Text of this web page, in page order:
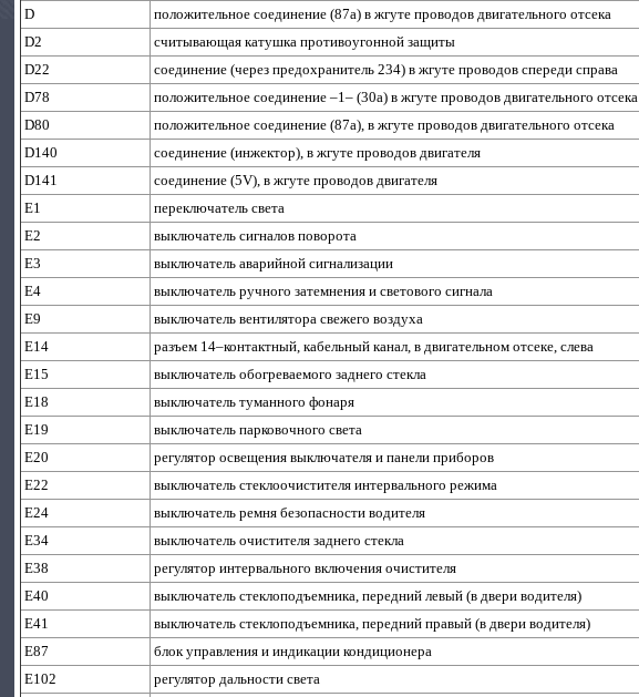
D
положительное соединение (87а) в жгуте проводов двигательного отсека
D2
считывающая катушка противоугонной защиты
D22
соединение (через предохранитель 234) в жгуте проводов спереди справа
D78
положительное соединение –1– (30а) в жгуте проводов двигательного отсека
D80
положительное соединение (87а), в жгуте проводов двигательного отсека
D140
соединение (инжектор), в жгуте проводов двигателя
D141
соединение (5V), в жгуте проводов двигателя
E1
переключатель света
E2
выключатель сигналов поворота
E3
выключатель аварийной сигнализации
E4
выключатель ручного затемнения и светового сигнала
E9
выключатель вентилятора свежего воздуха
E14
разъем 14–контактный, кабельный канал, в двигательном отсеке, слева
E15
выключатель обогреваемого заднего стекла
E18
выключатель туманного фонаря
E19
выключатель парковочного света
E20
регулятор освещения выключателя и панели приборов
E22
выключатель стеклоочистителя интервального режима
E24
выключатель ремня безопасности водителя
E34
выключатель очистителя заднего стекла
E38
регулятор интервального включения очистителя
E40
выключатель стеклоподъемника, передний левый (в двери водителя)
E41
выключатель стеклоподъемника, передний правый (в двери водителя)
E87
блок управления и индикации кондиционера
E102
регулятор дальности света